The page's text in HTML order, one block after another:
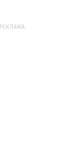
РЕКЛАМА: